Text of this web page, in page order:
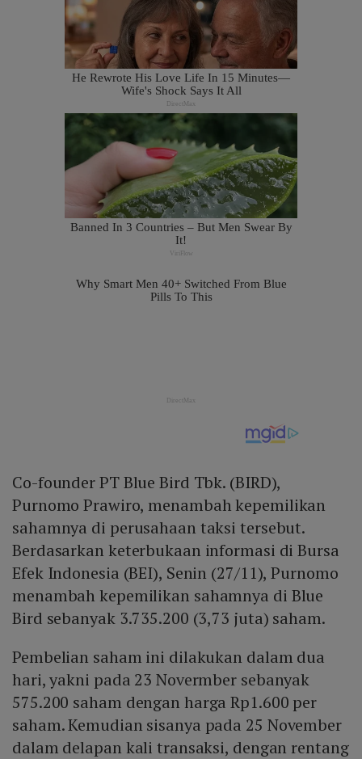
Co-founder PT Blue Bird Tbk. (BIRD),
Purnomo Prawiro, menambah kepemilikan
sahamnya di perusahaan taksi tersebut.
Berdasarkan keterbukaan informasi di Bursa
Efek Indonesia (BEI), Senin (27/11), Purnomo
menambah kepemilikan sahamnya di Blue
Bird sebanyak 3.735.200 (3,73 juta) saham.
Pembelian saham ini dilakukan dalam dua
hari, yakni pada 23 Novermber sebanyak
575.200 saham dengan harga Rp1.600 per
saham. Kemudian sisanya pada 25 November
dalam delapan kali transaksi, dengan rentang